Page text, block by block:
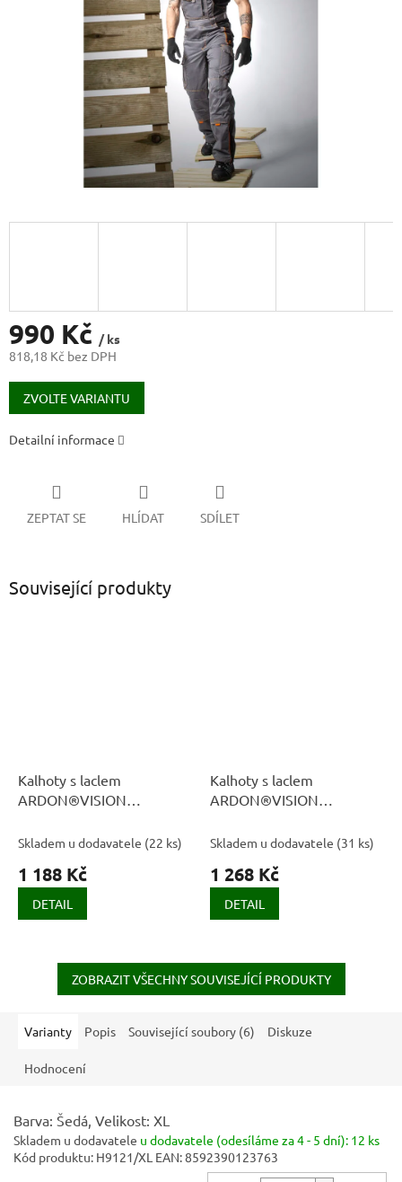
990 Kč / ks
818,18 Kč bez DPH
Měrná
cena:
ZVOLTE VARIANTU
Detailní informace
ZEPTAT SE HLÍDAT SDÍLET
Související produkty
Kalhoty s laclem
ARDON®VISION
Skladem u dodavatele (22 ks)
1 188 Kč
DETAIL
Kalhoty s laclem
ARDON®VISION
Skladem u dodavatele (31 ks)
1 268 Kč
DETAIL
ZOBRAZIT VŠECHNY SOUVISEJÍCÍ PRODUKTY
Varianty Popis Související soubory (6) Diskuze
Hodnocení
Barva: Šedá, Velikost: XL
Skladem u dodavatele u dodavatele (odesíláme za 4 - 5 dní): 12 ks
Kód produktu: H9121/XL EAN:8592390123763